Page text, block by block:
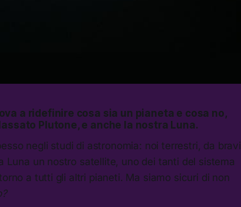
a ridefinire cosa sia un pianeta e cosa no,
Plutone, e anche la nostra Luna.
negli studi di astronomia: noi terrestri, da bravi
Luna un nostro satellite, uno dei tanti del sistema
a tutti gli altri pianeti. Ma siamo sicuri di non